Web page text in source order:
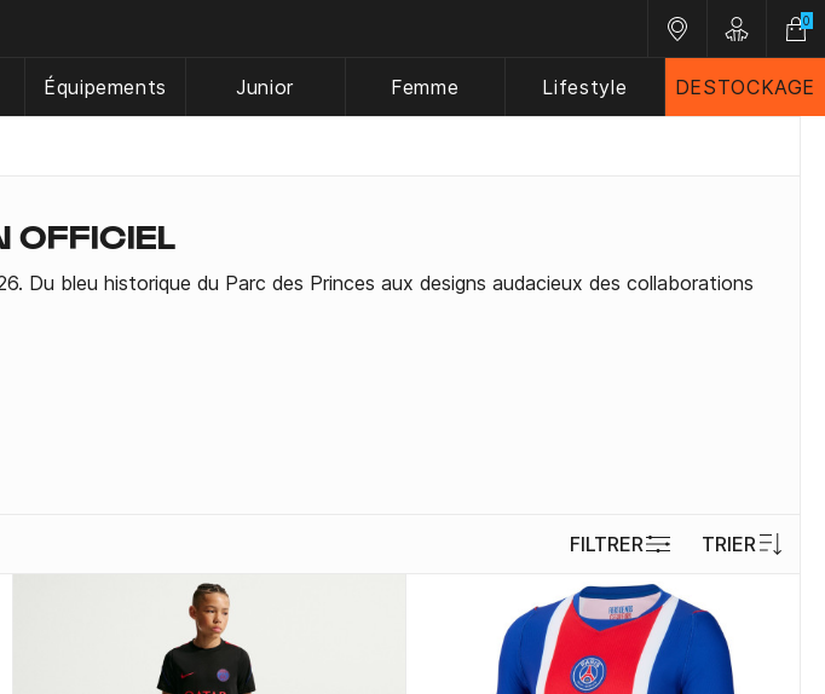
Nos magasins
Customer
0
Équipements Junior Femme Lifestyle DESTOCKAGE
OFFICIEL
Du bleu historique du Parc des Princes aux designs audacieux des collaborations
FILTRER TRIER